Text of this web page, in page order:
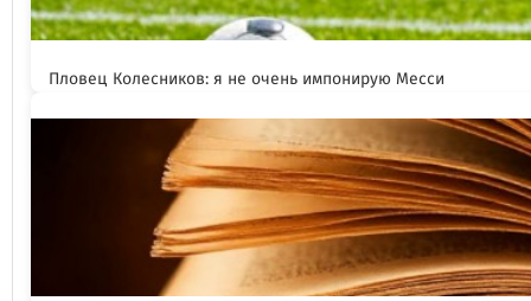
Пловец Колесников: я не очень импонирую Месси